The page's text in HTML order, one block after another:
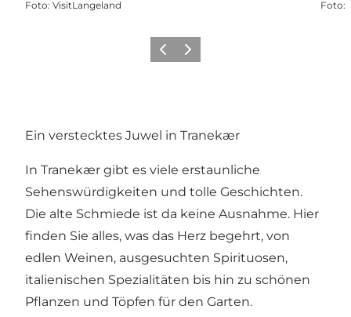
Foto: VisitLangeland Foto:
ZurückWeiter
Ein verstecktes Juwel in Tranekær
In Tranekær gibt es viele erstaunliche
Sehenswürdigkeiten und tolle Geschichten.
Die alte Schmiede ist da keine Ausnahme. Hier
finden Sie alles, was das Herz begehrt, von
edlen Weinen, ausgesuchten Spirituosen,
italienischen Spezialitäten bis hin zu schönen
Pflanzen und Töpfen für den Garten.